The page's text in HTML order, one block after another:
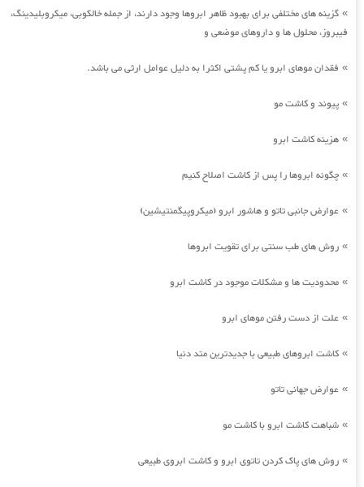
» گزینه های مختلفی برای بهبود ظاهر ابروها وجود دارند، از جمله خالکوبی، میکروبلیدینگ،
فیبروز، محلول ها و داروهای موضعی و
» فقدان موهای ابرو یا کم پشتی اکثرا به دلیل عوامل ارثی می باشد.
» پیوند و کاشت مو
» هزینه کاشت ابرو
» چگونه ابروها را پس از کاشت اصلاح کنیم
» عوارض جانبی تاتو و هاشور ابرو (میکروپیگمنتیشین)
» روش های طب سنتی برای تقویت ابروها
» محدودیت ها و مشکلات موجود در کاشت ابرو
» علت از دست رفتن موهای ابرو
» کاشت ابروهای طبیعی با جدیدترین متد دنیا
» عوارض جهانی تاتو
» شباهت کاشت ابرو با کاشت مو
» روش های پاک کردن تاتوی ابرو و کاشت ابروی طبیعی